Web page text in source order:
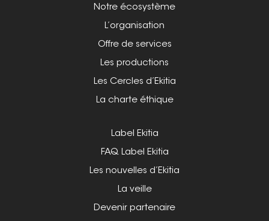
Notre écosystème
L’organisation
Offre de services
Les productions
Les Cercles d’Ekitia
La charte éthique
Label Ekitia
FAQ Label Ekitia
Les nouvelles d’Ekitia
La veille
Devenir partenaire